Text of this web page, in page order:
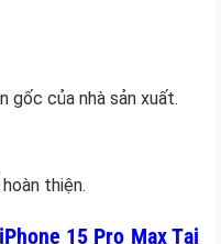
gốc của nhà sản xuất.
thiện.
15 Pro Max Tại